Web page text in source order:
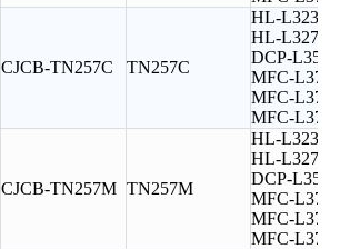
CJCB-TN257C TN257C
HL-
HL-
DCP-
MFC-
MFC-
MFC-
CJCB-TN257M TN257M
HL-
HL-
DCP-
MFC-
MFC-
MFC-